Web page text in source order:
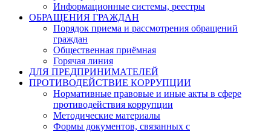
Информационные системы, реестры
ОБРАЩЕНИЯ ГРАЖДАН
Порядок приема и рассмотрения обращений
граждан
Общественная приёмная
Горячая линия
ДЛЯ ПРЕДПРИНИМАТЕЛЕЙ
ПРОТИВОДЕЙСТВИЕ КОРРУПЦИИ
Нормативные правовые и иные акты в сфере
противодействия коррупции
Методические материалы
Формы документов, связанных с